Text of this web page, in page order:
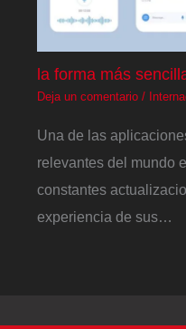
la forma más
Deja un comentario /
Una de las
relevantes del mundo
constantes
experiencia de sus…